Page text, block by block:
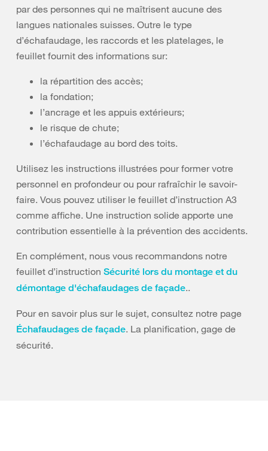
par des personnes qui ne maîtrisent aucune des
langues nationales suisses. Outre le type
d’échafaudage, les raccords et les platelages, le
feuillet fournit des informations sur:
la répartition des accès;
la fondation;
l’ancrage et les appuis extérieurs;
le risque de chute;
l’échafaudage au bord des toits.
Utilisez les instructions illustrées pour former votre
personnel en profondeur ou pour rafraîchir le savoir-
faire. Vous pouvez utiliser le feuillet d’instruction A3
comme affiche. Une instruction solide apporte une
contribution essentielle à la prévention des accidents.
En complément, nous vous recommandons notre
feuillet d’instruction Sécurité lors du montage et du
démontage d'échafaudages de façade..
Pour en savoir plus sur le sujet, consultez notre page
Échafaudages de façade. La planification, gage de
sécurité.